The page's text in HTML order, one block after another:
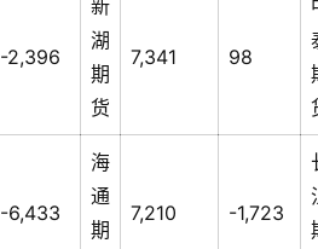
-2,396
新
湖
期
货
7,341 98
-6,433
海
通
期
7,210 -1,723